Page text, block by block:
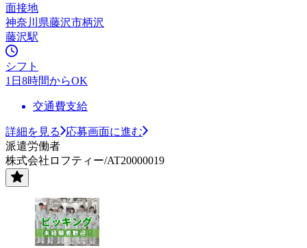
面接地
神奈川県藤沢市柄沢
藤沢駅
シフト
1日8時間からOK
交通費支給
詳細を見る
応募画面に進む
派遣労働者
株式会社ロフティー/AT20000019